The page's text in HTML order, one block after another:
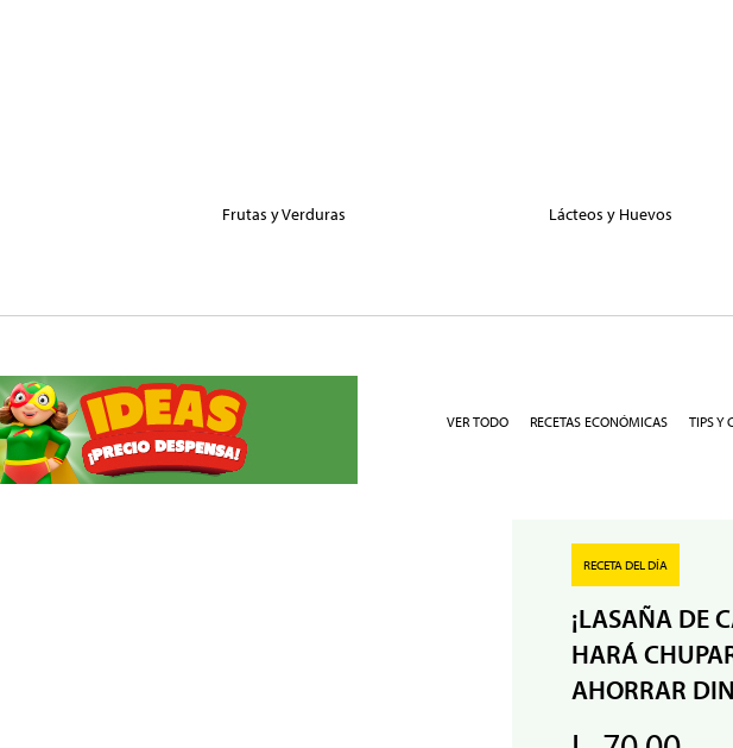
Frutas y Verduras Lácteos y Huevos
VER TODO RECETAS ECONÓMICAS TIPS Y
RECETA DEL DÍA
¡LASAÑA DE
HARÁ
AHORRAR